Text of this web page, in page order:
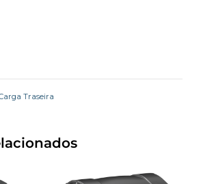
Traseira